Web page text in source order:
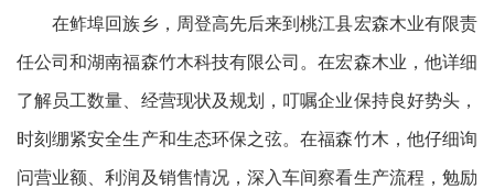
在鲊埠回族乡，周登高先后来到桃江县宏森木业有限责
任公司和湖南福森竹木科技有限公司。在宏森木业，他详细
了解员工数量、经营现状及规划，叮嘱企业保持良好势头，
时刻绷紧安全生产和生态环保之弦。在福森竹木，他仔细询
问营业额、利润及销售情况，深入车间察看生产流程，勉励